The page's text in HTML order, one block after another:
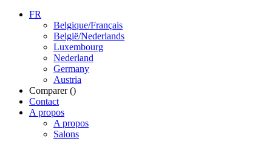
FR
Belgique/Français
België/Nederlands
Luxembourg
Nederland
Germany
Austria
Comparer ()
Contact
A propos
A propos
Salons